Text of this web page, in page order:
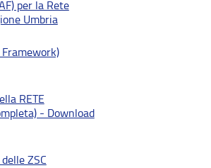
per la Rete
Umbria
RETE
- Download
ZSC